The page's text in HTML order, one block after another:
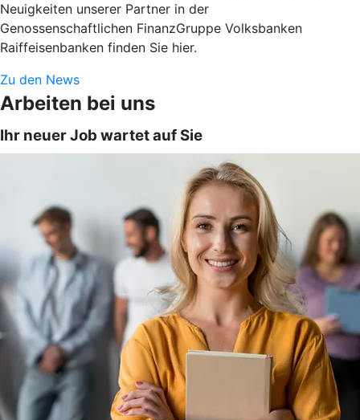
Neuigkeiten unserer Partner in der
Genossenschaftlichen FinanzGruppe Volksbanken
Raiffeisenbanken finden Sie hier.
Zu den News
Arbeiten bei uns
Ihr neuer Job wartet auf Sie